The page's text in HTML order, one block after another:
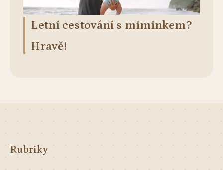
Letní cestování s miminkem?
Hravě!
Rubriky